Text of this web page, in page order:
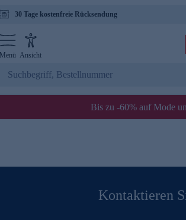
30 Tage kostenfreie Rücksendung
Menü Ansicht
Bis zu -60% auf Mode
Kontaktieren